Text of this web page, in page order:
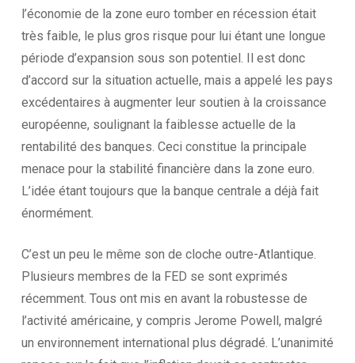
l’économie de la zone euro tomber en récession était
très faible, le plus gros risque pour lui étant une longue
période d’expansion sous son potentiel. Il est donc
d’accord sur la situation actuelle, mais a appelé les pays
excédentaires à augmenter leur soutien à la croissance
européenne, soulignant la faiblesse actuelle de la
rentabilité des banques. Ceci constitue la principale
menace pour la stabilité financière dans la zone euro.
L’idée étant toujours que la banque centrale a déjà fait
énormément.
C’est un peu le même son de cloche outre-Atlantique.
Plusieurs membres de la FED se sont exprimés
récemment. Tous ont mis en avant la robustesse de
l’activité américaine, y compris Jerome Powell, malgré
un environnement international plus dégradé. L’unanimité